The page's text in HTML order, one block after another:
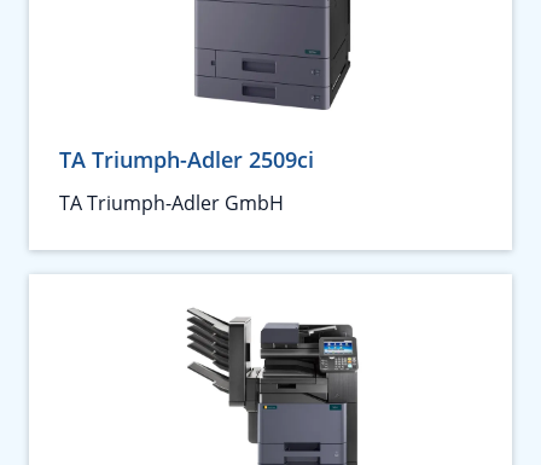
TA Triumph-Adler 2509ci
TA Triumph-Adler GmbH